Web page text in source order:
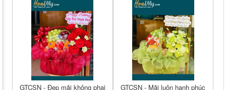
GTCSN - Đẹp mãi không phai GTCSN - Mãi luôn hạnh phúc